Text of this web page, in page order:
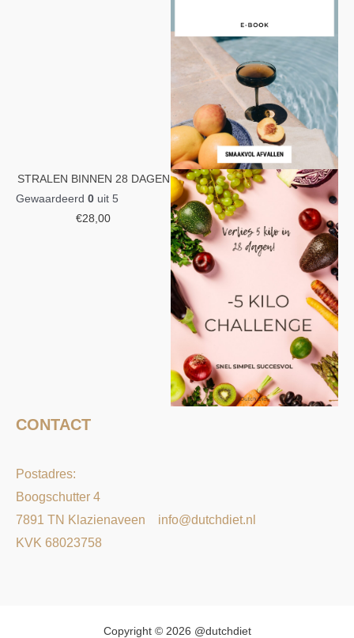
STRALEN BINNEN 28 DAGEN
Gewaardeerd 0 uit 5
€28,00
CONTACT
Postadres:
Boogschutter 4
7891 TN Klazienaveen info@dutchdiet.nl
KVK 68023758
Copyright © 2026 @dutchdiet